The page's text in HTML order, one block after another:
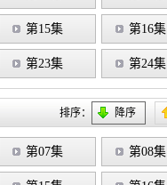
第15集 第16集
第23集 第24集
排序： 降序
第07集 第08集